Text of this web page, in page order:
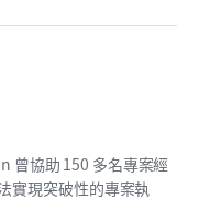
曾協助 150 多名專案經
實現突破性的專案執